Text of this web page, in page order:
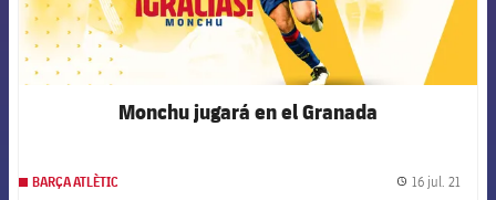
Monchu jugará en el Granada
BARÇA ATLÈTIC 16 jul. 21